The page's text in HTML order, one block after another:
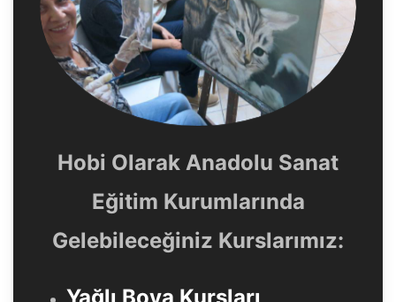
Hobi Olarak Anadolu Sanat
Eğitim Kurumlarında
Gelebileceğiniz Kurslarımız: